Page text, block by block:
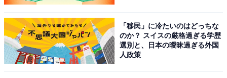
「移民」に冷たいのはどっちな
のか？ スイスの厳格過ぎる学歴
選別と、日本の曖昧過ぎる外国
人政策